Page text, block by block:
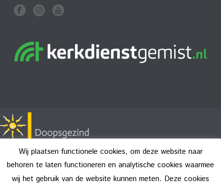
Copyright All Rights Reserved © 2026
Wij plaatsen functionele cookies, om deze website naar
behoren te laten functioneren en analytische cookies waarmee
wij het gebruik van de website kunnen meten. Deze cookies